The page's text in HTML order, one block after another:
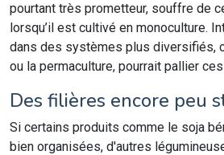
pourtant très prometteur, souffre de
lorsqu’il est cultivé en monoculture.
dans des systèmes plus diversifiés,
ou la permaculture, pourrait pallier
Des filières encore peu
Si certains produits comme le soja
bien organisées, d'autres